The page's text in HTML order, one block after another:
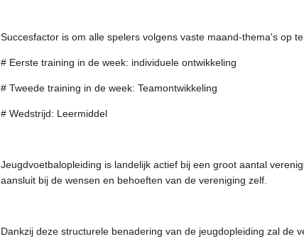
Succesfactor is om alle spelers volgens vaste maand-thema's op
# Eerste training in de week: individuele ontwikkeling
# Tweede training in de week: Teamontwikkeling
# Wedstrijd: Leermiddel
Jeugdvoetbalopleiding is landelijk actief bij een groot aantal
aansluit bij de wensen en behoeften van de vereniging zelf.
Dankzij deze structurele benadering van de jeugdopleiding zal de